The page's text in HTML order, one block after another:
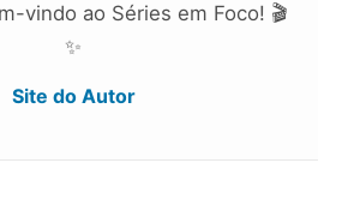
vindo ao Séries em Foco! 🎬
✨
Site do Autor